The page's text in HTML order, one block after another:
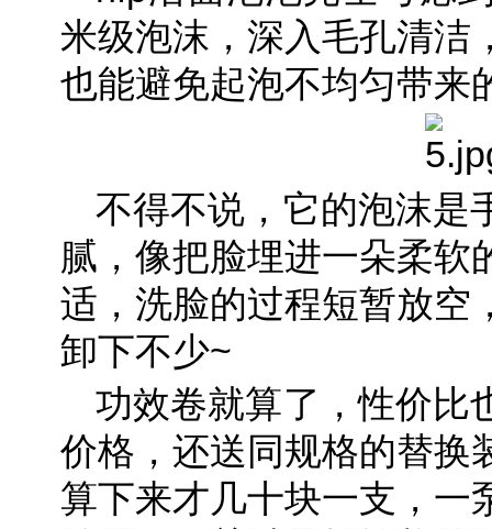
米级泡沫，深入毛孔清洁
也能避免起泡不均匀带来
不得不说，它的泡沫是
腻，像把脸埋进一朵柔软
适，洗脸的过程短暂放空
卸下不少~
功效卷就算了，性价比
价格，还送同规格的替换
算下来才几十块一支，一